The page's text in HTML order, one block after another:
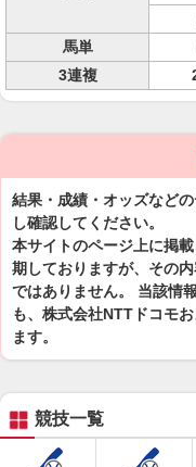
馬単
3連複
結果・成績・オッズなど
し確認してください。
本サイトのページ上に掲
期しておりますが、その
ではありません。 当該情
も、株式会社NTTドコモ
ます。
競技一覧